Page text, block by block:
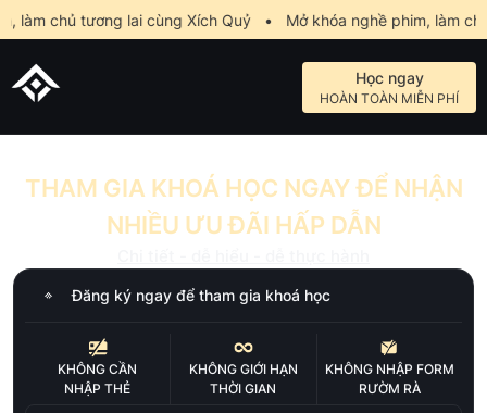
chủ tương lai cùng Xích Quỷ • Mở khóa nghề phim, làm chủ
Học ngay
HOÀN TOÀN MIỄN PHÍ
THAM GIA KHOÁ HỌC NGAY ĐỂ NHẬN
NHIỀU ƯU ĐÃI HẤP DẪN
Đăng ký ngay để tham gia khoá học
KHÔNG CẦN
NHẬP THẺ
KHÔNG GIỚI HẠN
THỜI GIAN
KHÔNG NHẬP FORM
RƯỜM RÀ